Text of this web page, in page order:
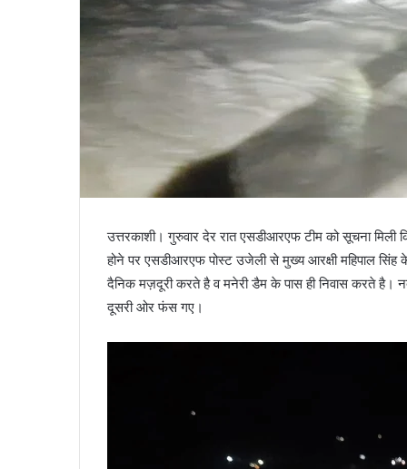
उत्तरकाशी। गुरुवार देर रात एसडीआरएफ टीम को सूचना
होने पर एसडीआरएफ पोस्ट उजेली से मुख्य आरक्षी महिपाल सिंह
दैनिक मज़दूरी करते है व मनेरी डैम के पास ही निवास करते है।
दूसरी ओर फंस गए।